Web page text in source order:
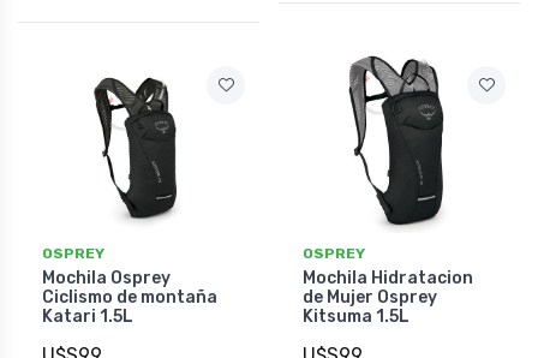
OSPREY
Mochila Osprey
Ciclismo de montaña
Katari 1.5L
OSPREY
Mochila Hidratacion
de Mujer Osprey
Kitsuma 1.5L